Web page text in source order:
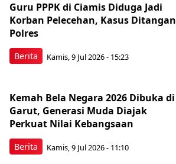
Berita
Guru PPPK di Ciamis Diduga Jadi
Korban Pelecehan, Kasus
Polres
Kamis, 9 Jul 2026 - 15:23
Berita
Kemah Bela Negara 2026 Dibuka di
Garut, Generasi Muda Diajak
Perkuat Nilai Kebangsaan
Kamis, 9 Jul 2026 - 11:10